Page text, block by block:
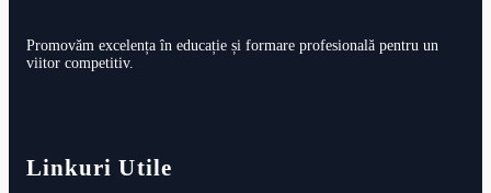
Promovăm excelența în educație și formare profesională pentru un
viitor competitiv.
Linkuri Utile